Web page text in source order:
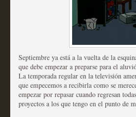
Recomendación de la semana
Las series disponibles
Septiembre ya está a la vuelta de la
que debe empezar a preparse para el
La temporada regular en la televisión
que empecemos a recibirla como se
empezar por repasar cuando regresan
proyectos a los que tengo en el punto de